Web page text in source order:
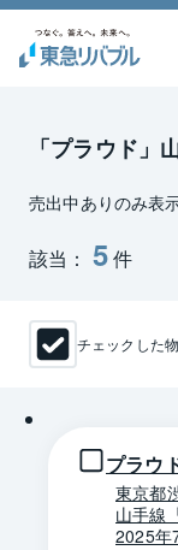
「プラウド」
該当： 5件
売出中ありのみ表
チェックした
プラウ
東京都
山手線
徒歩9分
2025年